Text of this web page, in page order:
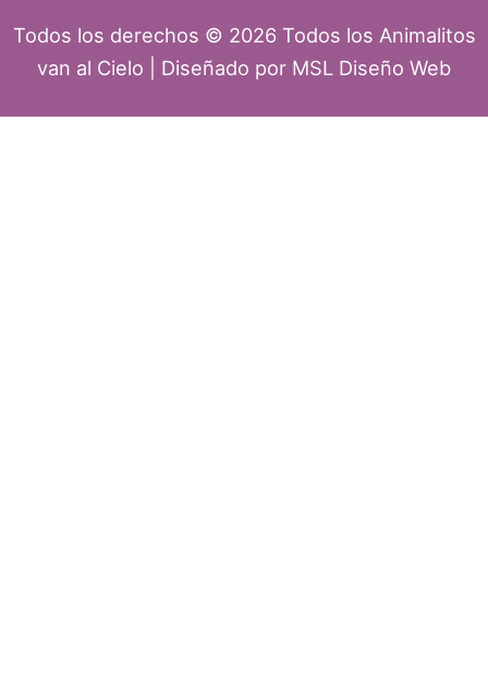
Todos los derechos © 2026 Todos los Animalitos
van al Cielo | Diseñado por MSL Diseño Web